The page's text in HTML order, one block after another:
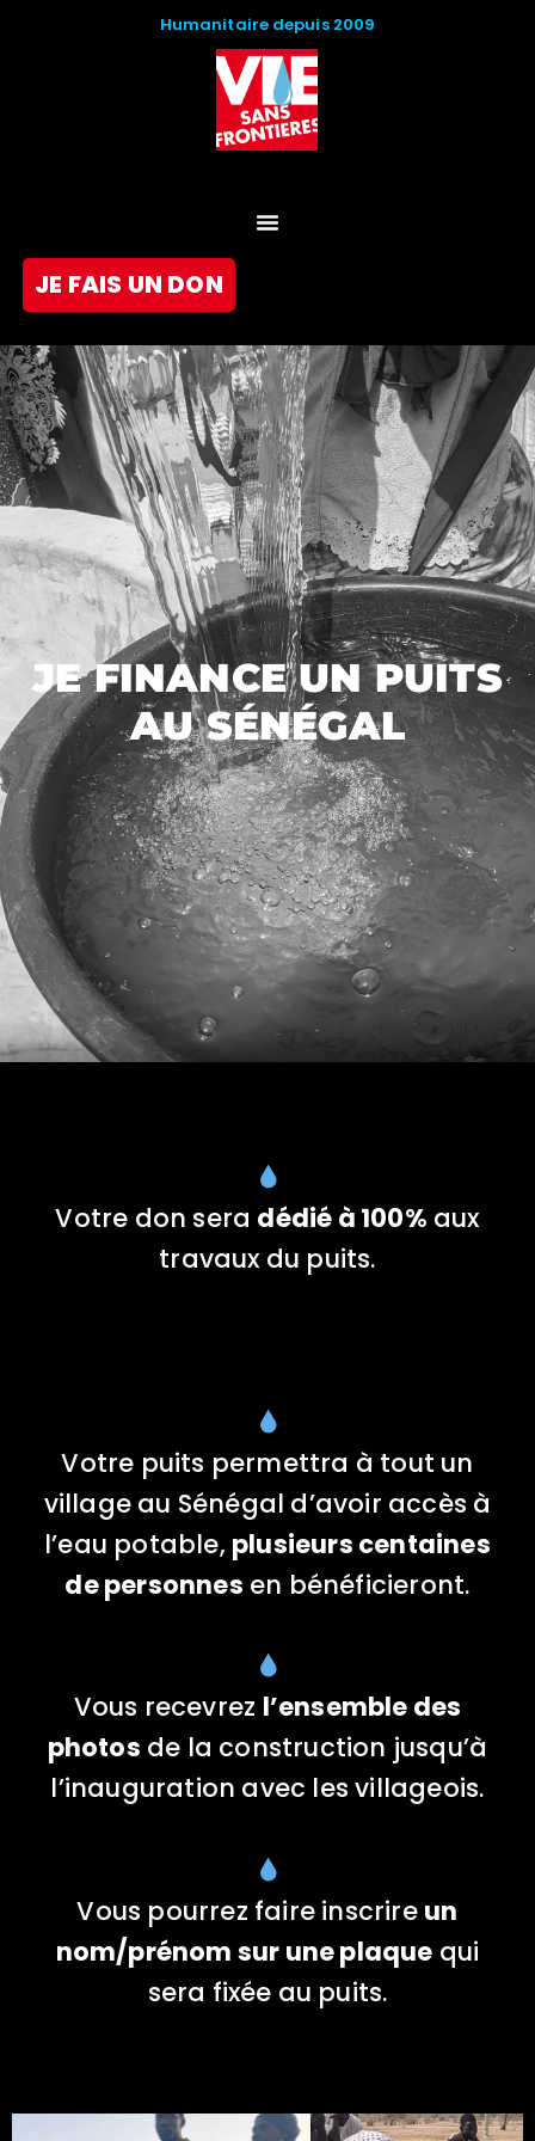
Humanitaire depuis 2009
JE FAIS UN DON
JE FINANCE UN PUITS
AU SÉNÉGAL
Votre don sera dédié à 100% aux
travaux du puits.
Votre puits permettra à tout un
village au Sénégal d’avoir accès à
l’eau potable, plusieurs centaines
de personnes en bénéficieront.
Vous recevrez l’ensemble des
photos de la construction jusqu’à
l’inauguration avec les villageois.
Vous pourrez faire inscrire un
nom/prénom sur une plaque qui
sera fixée au puits.